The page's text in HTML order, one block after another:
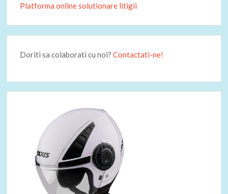
Platforma online solutionare litigii
Doriti sa colaborati cu noi?Contactati-ne!